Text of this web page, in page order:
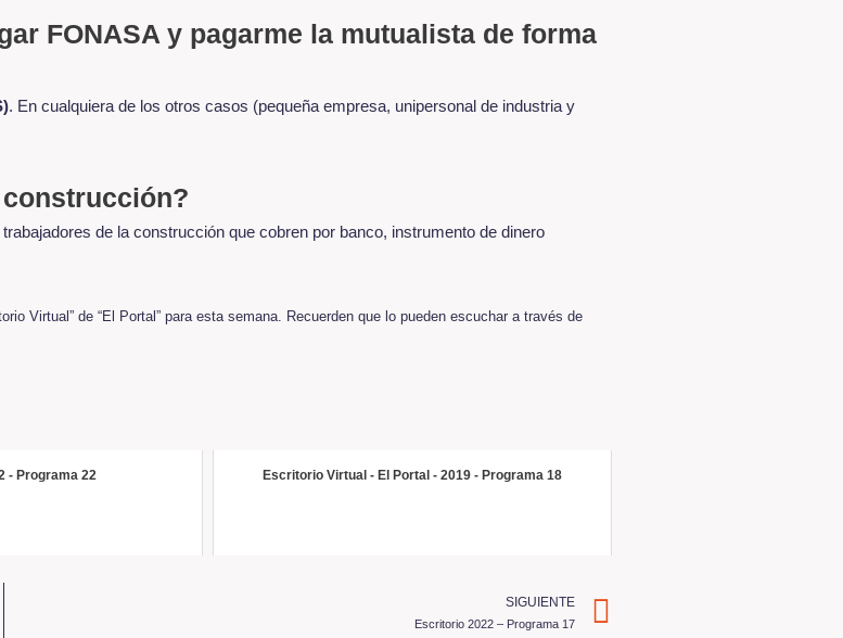
FONASA y pagarme la mutualista de forma
. En cualquiera de los otros casos (pequeña empresa, unipersonal de industria y
de la construcción que cobren por banco, instrumento de dinero
Virtual” de “El Portal” para esta semana. Recuerden que lo pueden escuchar a través de
- Programa 22 Escritorio Virtual - El Portal - 2019 - Programa 18
SIGUIENTE
Escritorio 2022 – Programa 17